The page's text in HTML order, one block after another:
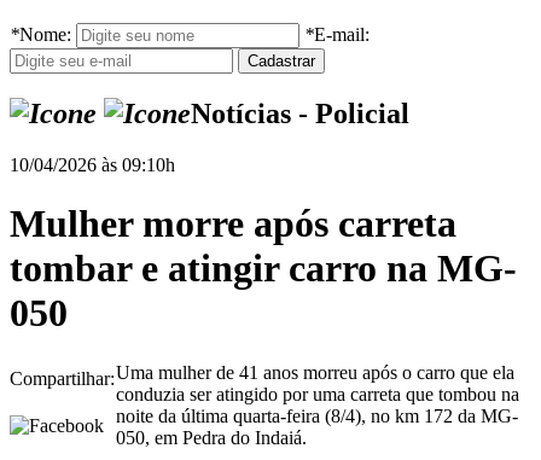
*Nome: *E-mail:
Notícias - Policial
10/04/2026 às 09:10h
Mulher morre após carreta
tombar e atingir carro na MG-
050
Compartilhar:Uma mulher de 41 anos morreu após o carro que ela
conduzia ser atingido por uma carreta que tombou na
noite da última quarta-feira (8/4), no km 172 da MG-
050, em Pedra do Indaiá.